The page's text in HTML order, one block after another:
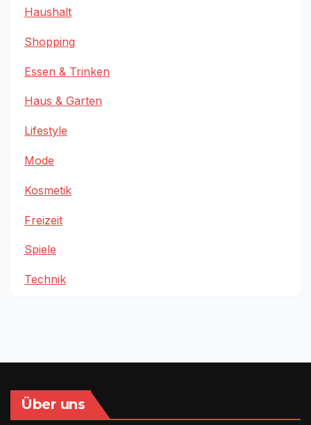
Haushalt
Shopping
Essen & Trinken
Haus & Garten
Lifestyle
Mode
Kosmetik
Freizeit
Spiele
Technik
Über uns